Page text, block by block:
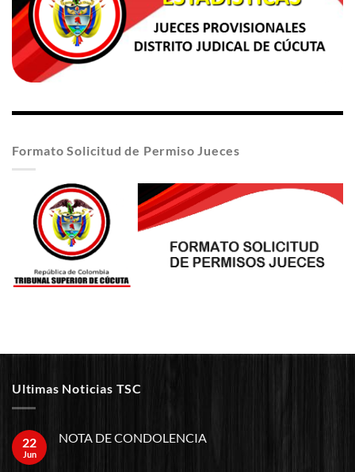
Formato Solicitud de Permiso Jueces
Ultimas Noticias TSC
22
Jun
NOTA DE CONDOLENCIA